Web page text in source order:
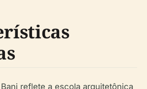
reflete a escola arquitetônica